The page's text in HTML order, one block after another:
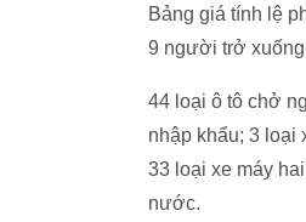
Bảng giá tính lệ
9 người trở xuống
44 loại ô tô chở
nhập khẩu; 3 loại
33 loại xe máy
nước.